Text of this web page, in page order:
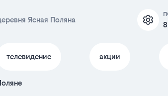
Ясная Поляна
телевидение акции